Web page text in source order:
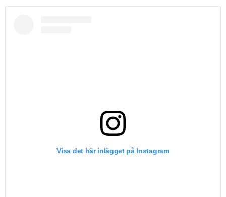
Visa det här inlägget på Instagram